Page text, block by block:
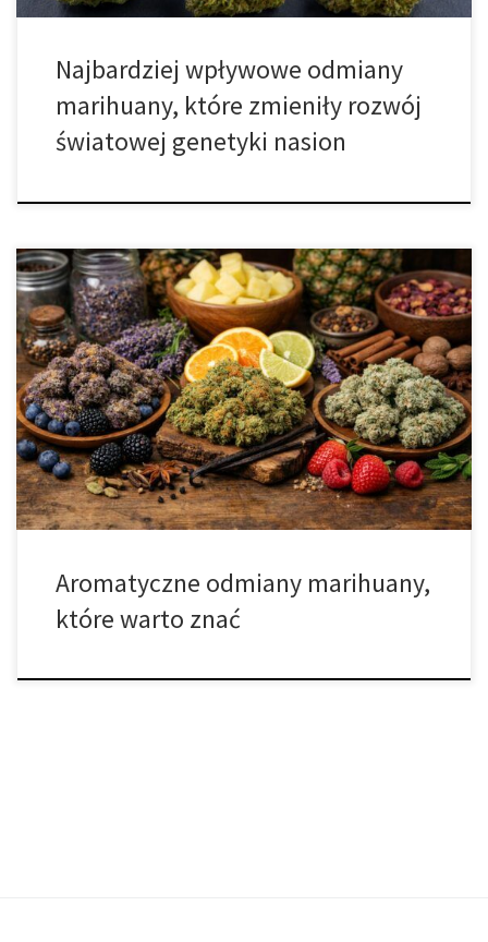
Najbardziej wpływowe odmiany
marihuany, które zmieniły rozwój
światowej genetyki nasion
Które odmiany wyróżniają się najbardziej rozbudowanym profilem
aromatycznym? Aromat konopi od dawna pozostaje jednym z
najbardziej fascynujących obszarów dla osób zainteresowanych
genetyką roślin, terpenami i szeroko pojętą oceną sensoryczną.
To właśnie zapach bardzo często buduje pierwszy kontakt z
odmianą i decyduje o tym, czy zostanie ona zapamiętana jako
wyjątkowa, charakterystyczna […]
Aromatyczne odmiany marihuany,
które warto znać